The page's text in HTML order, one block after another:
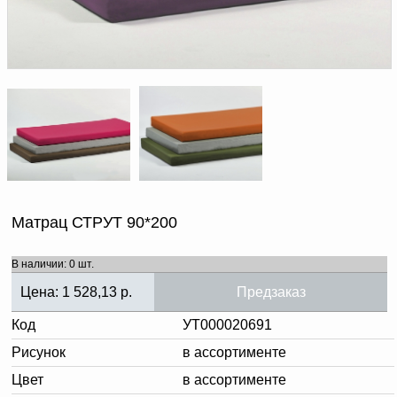
Доверенность на
получение груза
Вопросы и ответы
Матрац СТРУТ 90*200
В наличии: 0 шт.
Цена: 1 528,13 р. Предзаказ
Код
УТ000020691
Рисунок
в ассортименте
Цвет
в ассортименте